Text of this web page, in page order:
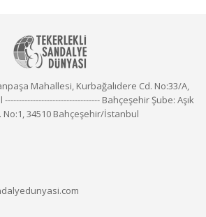
Mahallesi, Kurbağalıdere Cd. No:33/A,
Bahçeşehir Şube: Aşık
34510 Bahçeşehir/İstanbul